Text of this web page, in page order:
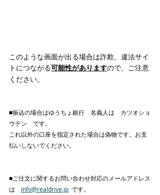
このような画面が出る場合は詐欺、違法サイ
トにつながる可能性がありますので、ご注意
ください。
■振込の場合はゆうちょ銀行　名義人は　カツオショ
ウテン　です。
これ以外の口座を指定された場合は偽物です。お支
払いしないでください。
■ご注文に関するお問い合わせ対応のメールアドレス
は info@realdrive.jp
  です。